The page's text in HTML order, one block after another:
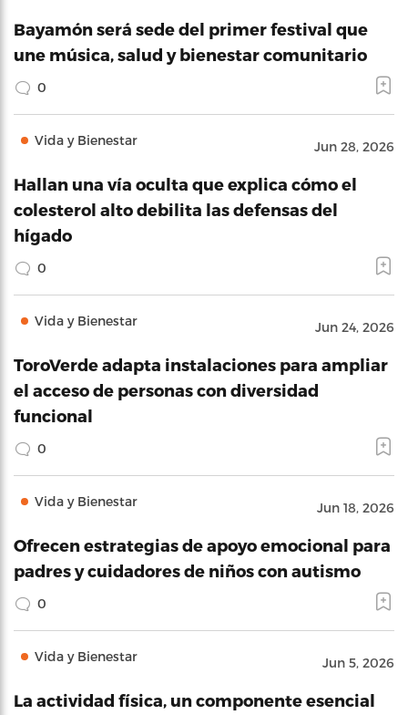
Bayamón será sede del primer festival que
une música, salud y bienestar comunitario
0
Vida y Bienestar Jun 28, 2026
Hallan una vía oculta que explica cómo el
colesterol alto debilita las defensas del
hígado
0
Vida y Bienestar Jun 24, 2026
ToroVerde adapta instalaciones para ampliar
el acceso de personas con diversidad
funcional
0
Vida y Bienestar Jun 18, 2026
Ofrecen estrategias de apoyo emocional para
padres y cuidadores de niños con autismo
0
Vida y Bienestar Jun 5, 2026
La actividad física, un componente esencial